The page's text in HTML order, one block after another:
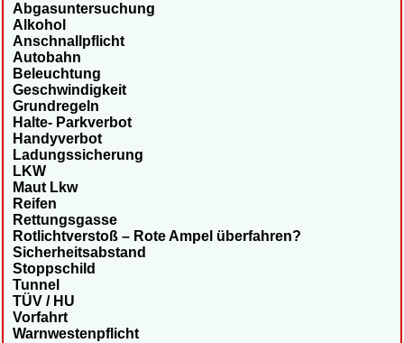
Abgasuntersuchung
Alkohol
Anschnallpflicht
Autobahn
Beleuchtung
Geschwindigkeit
Grundregeln
Halte- Parkverbot
Handyverbot
Ladungssicherung
LKW
Maut Lkw
Reifen
Rettungsgasse
Rotlichtverstoß – Rote Ampel überfahren?
Sicherheitsabstand
Stoppschild
Tunnel
TÜV / HU
Vorfahrt
Warnwestenpflicht